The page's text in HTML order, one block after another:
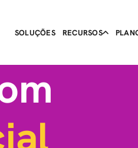
SOLUÇÕES RECURSOS